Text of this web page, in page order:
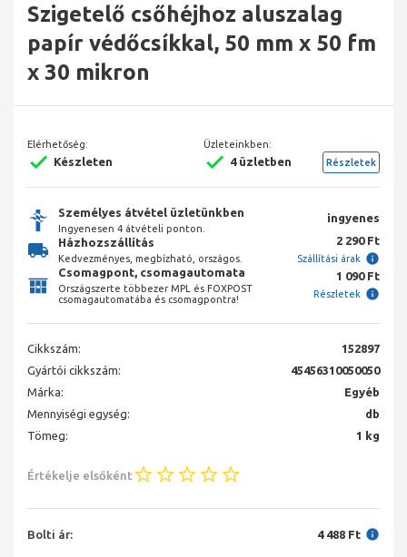
Szigetelő csőhéjhoz aluszalag
papír védőcsíkkal, 50 mm x 50 fm
x 30 mikron
Elérhetőség:
Készleten
Üzleteinkben:
4 üzletben Részletek
Személyes átvétel üzletünkben
Ingyenesen 4 átvételi ponton.
ingyenes
Házhozszállítás
Kedvezményes, megbízható, országos.
2 290 Ft
Szállítási árak
Csomagpont, csomagautomata
Országszerte többezer MPL és FOXPOST
csomagautomatába és csomagpontra!
1 090 Ft
Részletek
Cikkszám:
152897
Gyártói cikkszám:
45456310050050
Márka:
Egyéb
Mennyiségi egység:
db
Tömeg:
1 kg
Értékelje elsőként
Bolti ár: 4 488 Ft